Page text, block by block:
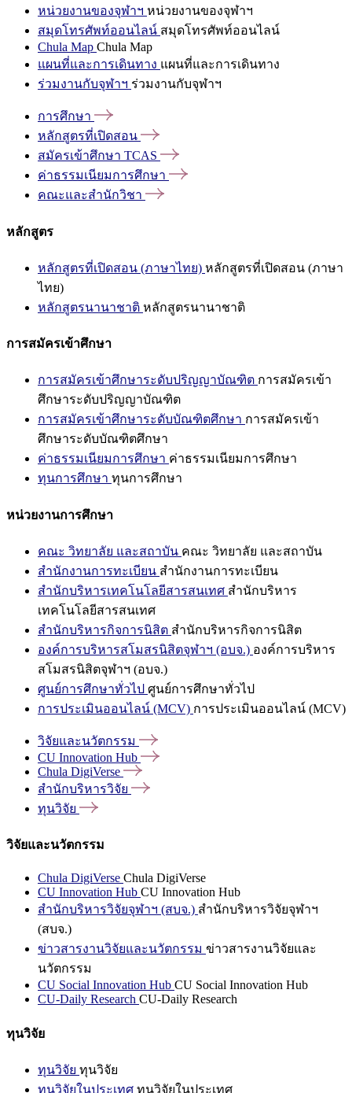
หน่วยงานของจุฬาฯ หน่วยงานของจุฬาฯ
สมุดโทรศัพท์ออนไลน์ สมุดโทรศัพท์ออนไลน์
Chula Map Chula Map
แผนที่และการเดินทาง แผนที่และการเดินทาง
ร่วมงานกับจุฬาฯ ร่วมงานกับจุฬาฯ
การศึกษา
หลักสูตรที่เปิดสอน
สมัครเข้าศึกษา TCAS
ค่าธรรมเนียมการศึกษา
คณะและสำนักวิชา
หลักสูตร
หลักสูตรที่เปิดสอน (ภาษาไทย) หลักสูตรที่เปิดสอน (ภาษา
ไทย)
หลักสูตรนานาชาติ หลักสูตรนานาชาติ
การสมัครเข้าศึกษา
การสมัครเข้าศึกษาระดับปริญญาบัณฑิต การสมัครเข้า
ศึกษาระดับปริญญาบัณฑิต
การสมัครเข้าศึกษาระดับบัณฑิตศึกษา การสมัครเข้า
ศึกษาระดับบัณฑิตศึกษา
ค่าธรรมเนียมการศึกษา ค่าธรรมเนียมการศึกษา
ทุนการศึกษา ทุนการศึกษา
หน่วยงานการศึกษา
คณะ วิทยาลัย และสถาบัน คณะ วิทยาลัย และสถาบัน
สำนักงานการทะเบียน สำนักงานการทะเบียน
สำนักบริหารเทคโนโลยีสารสนเทศ สำนักบริหาร
เทคโนโลยีสารสนเทศ
สำนักบริหารกิจการนิสิต สำนักบริหารกิจการนิสิต
องค์การบริหารสโมสรนิสิตจุฬาฯ (อบจ.) องค์การบริหาร
สโมสรนิสิตจุฬาฯ (อบจ.)
ศูนย์การศึกษาทั่วไป ศูนย์การศึกษาทั่วไป
การประเมินออนไลน์ (MCV) การประเมินออนไลน์ (MCV)
วิจัยและนวัตกรรม
CU Innovation Hub
Chula DigiVerse
สำนักบริหารวิจัย
ทุนวิจัย
วิจัยและนวัตกรรม
Chula DigiVerse Chula DigiVerse
CU Innovation Hub CU Innovation Hub
สำนักบริหารวิจัยจุฬาฯ (สบจ.) สำนักบริหารวิจัยจุฬาฯ
(สบจ.)
ข่าวสารงานวิจัยและนวัตกรรม ข่าวสารงานวิจัยและ
นวัตกรรม
CU Social Innovation Hub CU Social Innovation Hub
CU-Daily Research CU-Daily Research
ทุนวิจัย
ทุนวิจัย ทุนวิจัย
ทุนวิจัยในประเทศ ทุนวิจัยในประเทศ